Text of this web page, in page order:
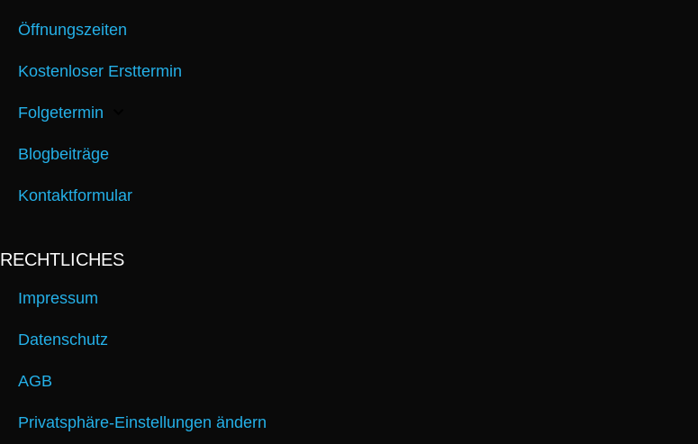
Öffnungszeiten
Kostenloser Ersttermin
Folgetermin
Blogbeiträge
Kontaktformular
RECHTLICHES
Impressum
Datenschutz
AGB
Privatsphäre-Einstellungen ändern